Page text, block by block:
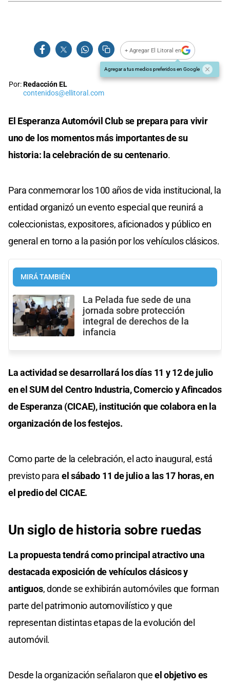
+ Agregar El Litoral en
Agregar a tus medios preferidos en Google
Por:Redacción EL
contenidos@ellitoral.com
El Esperanza Automóvil Club se prepara para vivir
uno de los momentos más importantes de su
historia: la celebración de su centenario.
Para conmemorar los 100 años de vida institucional, la
entidad organizó un evento especial que reunirá a
coleccionistas, expositores, aficionados y público en
general en torno a la pasión por los vehículos clásicos.
MIRÁ TAMBIÉN
La Pelada fue sede de una
jornada sobre protección
integral de derechos de la
infancia
La actividad se desarrollará los días 11 y 12 de julio
en el SUM del Centro Industria, Comercio y Afincados
de Esperanza (CICAE), institución que colabora en la
organización de los festejos.
Como parte de la celebración, el acto inaugural, está
previsto para el sábado 11 de julio a las 17 horas, en
el predio del CICAE.
Un siglo de historia sobre ruedas
La propuesta tendrá como principal atractivo una
destacada exposición de vehículos clásicos y
antiguos, donde se exhibirán automóviles que forman
parte del patrimonio automovilístico y que
representan distintas etapas de la evolución del
automóvil.
Desde la organización señalaron queel objetivo es